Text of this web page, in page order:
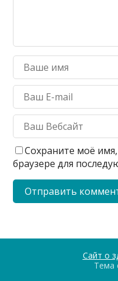
Сохраните моё
браузере для
Сайт о
Тема